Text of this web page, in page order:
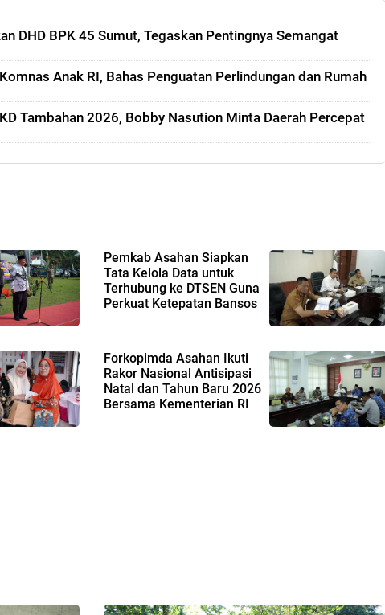
DHD BPK 45 Sumut, Tegaskan Pentingnya Semangat
Anak RI, Bahas Penguatan Perlindungan dan Rumah
Tambahan 2026, Bobby Nasution Minta Daerah Percepat
Pemkab Asahan Siapkan
Tata Kelola Data untuk
Terhubung ke DTSEN Guna
Perkuat Ketepatan Bansos
Forkopimda Asahan Ikuti
Rakor Nasional Antisipasi
Natal dan Tahun Baru 2026
Bersama Kementerian RI